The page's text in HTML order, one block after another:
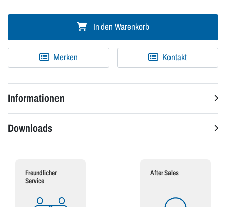
In den Warenkorb
Merken Kontakt
Informationen
Downloads
Freundlicher
Service
After Sales